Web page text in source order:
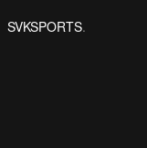
SVKSPORTS.